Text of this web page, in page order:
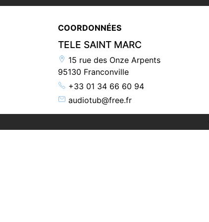
COORDONNÉES
TELE SAINT MARC
15 rue des Onze Arpents
95130 Franconville
+33 01 34 66 60 94
audiotub@free.fr